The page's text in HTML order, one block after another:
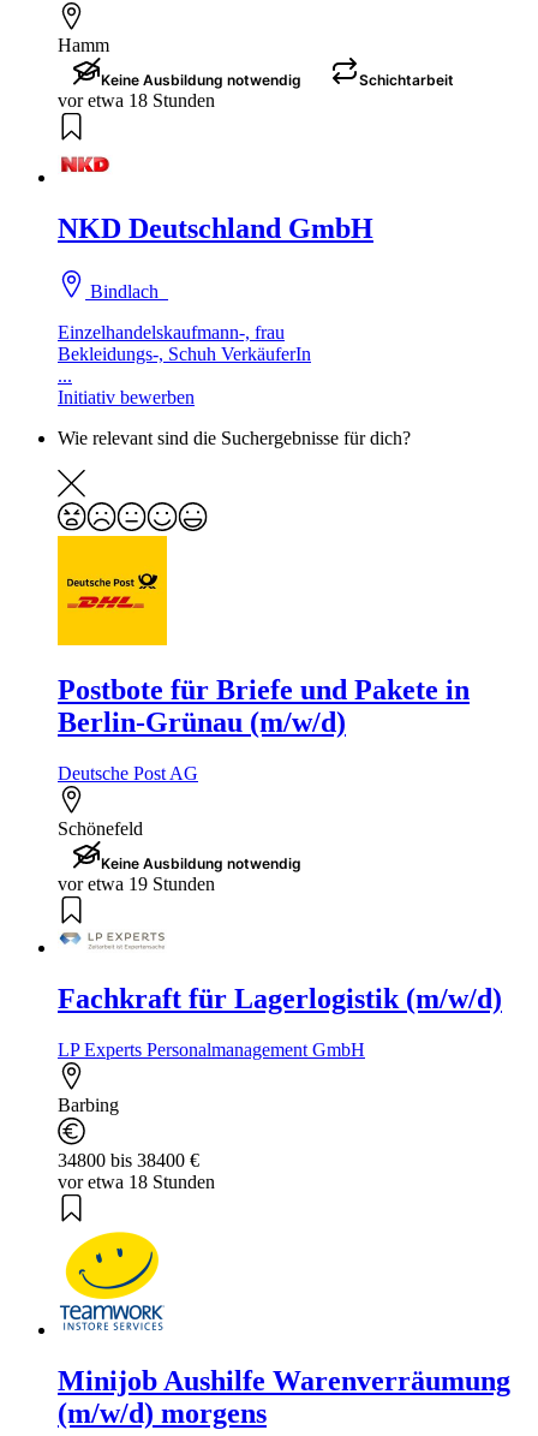
Hamm
Keine Ausbildung notwendig Schichtarbeit
vor etwa 18 Stunden
NKD Deutschland GmbH
Bindlach
Einzelhandelskaufmann-, frau
Bekleidungs-, Schuh VerkäuferIn
...
Initiativ bewerben
Wie relevant sind die Suchergebnisse für dich?
Postbote für Briefe und Pakete in
Berlin-Grünau (m/w/d)
Deutsche Post AG
Schönefeld
Keine Ausbildung notwendig
vor etwa 19 Stunden
Fachkraft für Lagerlogistik (m/w/d)
LP Experts Personalmanagement GmbH
Barbing
34800 bis 38400 €
vor etwa 18 Stunden
Minijob Aushilfe Warenverräumung
(m/w/d) morgens